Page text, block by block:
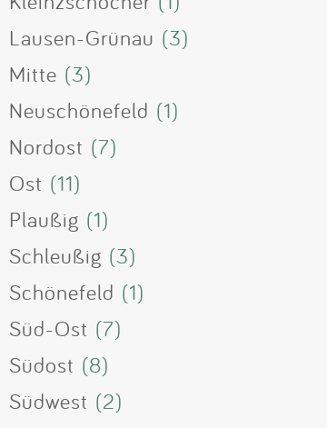
Lausen-Grünau (3)
Mitte (3)
Neuschönefeld (1)
Nordost (7)
Ost (11)
Plaußig (1)
Schleußig (3)
Schönefeld (1)
Süd-Ost (7)
Südost (8)
Südwest (2)